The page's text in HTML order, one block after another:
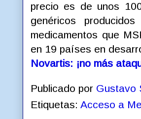
precio es de unos
genéricos
medicamentos que
en 19 países en
Novartis: ¡no más
Publicado por Gustavo
Etiquetas: Acceso a